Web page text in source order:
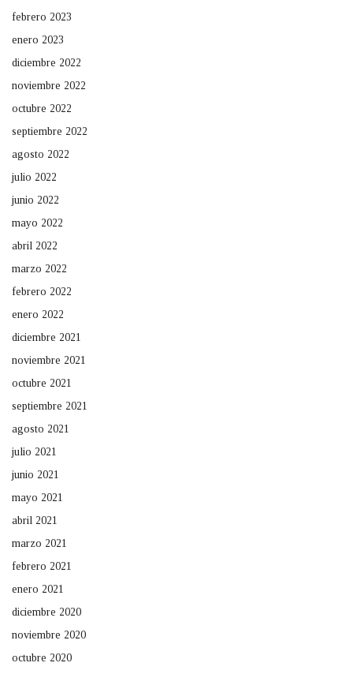
febrero 2023
enero 2023
diciembre 2022
noviembre 2022
octubre 2022
septiembre 2022
agosto 2022
julio 2022
junio 2022
mayo 2022
abril 2022
marzo 2022
febrero 2022
enero 2022
diciembre 2021
noviembre 2021
octubre 2021
septiembre 2021
agosto 2021
julio 2021
junio 2021
mayo 2021
abril 2021
marzo 2021
febrero 2021
enero 2021
diciembre 2020
noviembre 2020
octubre 2020